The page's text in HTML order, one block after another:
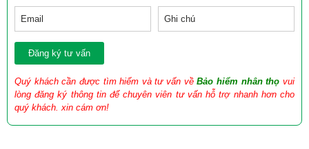
Quý khách cần được tìm hiểm và tư vấn vềBảo hiểm nhân thọ vui
lòng đăng ký thông tin để chuyên viên tư vấn hỗ trợ nhanh hơn cho
quý khách. xin cám ơn!